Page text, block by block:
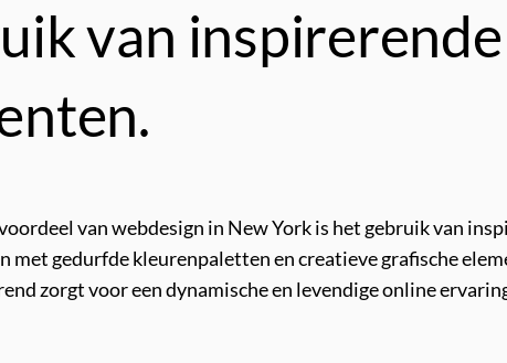
van
van webdesign in New York is het gebruik van
met gedurfde kleurenpaletten en creatieve grafische
zorgt voor een dynamische en levendige online